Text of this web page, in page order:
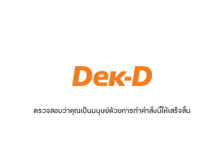
ตรวจสอบว่าคุณเป็นมนุษย์ด้วยการทำคำสั่งนี้ให้เสร็จสิ้น